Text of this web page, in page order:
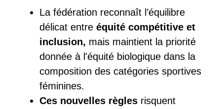
La fédération reconnaît l’équilibre
délicat entre équité compétitive et
inclusion, mais maintient la priorité
donnée à l'équité biologique dans la
composition des catégories sportives
féminines.
Ces nouvelles règles risquent